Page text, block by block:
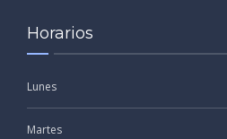
Horarios
Lunes
Martes